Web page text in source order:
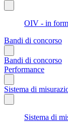
OIV - in
Bandi di concorso
Bandi di concorso
Performance
Sistema di
Sistema di